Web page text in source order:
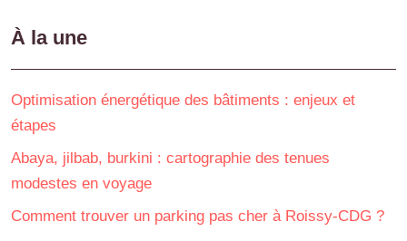
À la une
Optimisation énergétique des bâtiments : enjeux et
étapes
Abaya, jilbab, burkini : cartographie des tenues
modestes en voyage
Comment trouver un parking pas cher à Roissy-CDG ?